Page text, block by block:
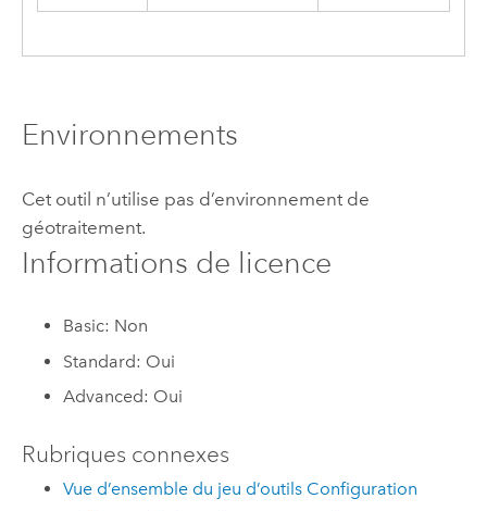
Environnements
Cet outil n’utilise pas d’environnement de
géotraitement.
Informations de licence
Basic: Non
Standard: Oui
Advanced: Oui
Rubriques connexes
Vue d’ensemble du jeu d’outils Configuration